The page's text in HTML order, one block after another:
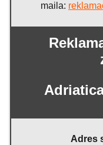
maila:
Adres